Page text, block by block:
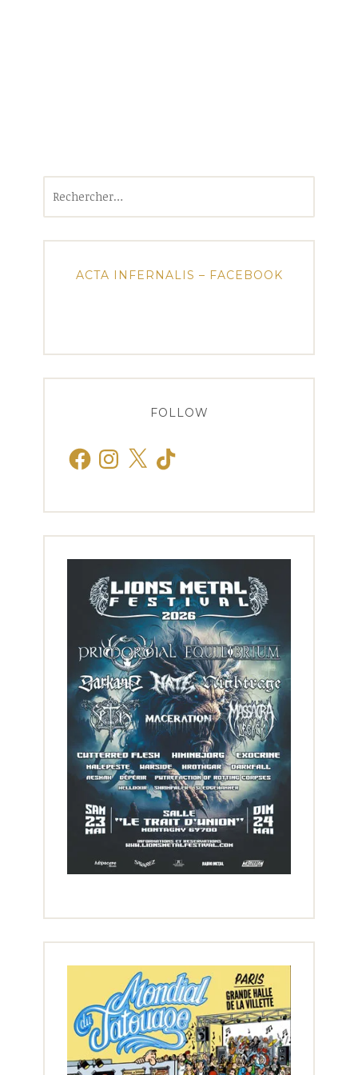
ACTA INFERNALIS – FACEBOOK
FOLLOW
FacebookInstagram
X TikTok